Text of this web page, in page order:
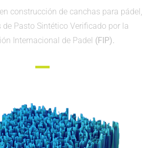
construcción de canchas para pádel,
de Pasto Sintético Verificado por la
Internacional de Padel (FIP).